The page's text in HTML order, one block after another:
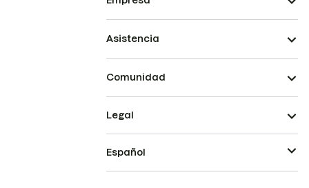
Asistencia
Comunidad
Legal
Español